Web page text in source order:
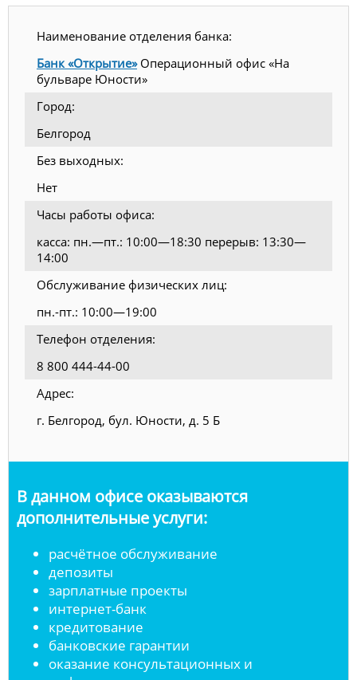
Наименование отделения банка:
Банк «Открытие»Операционный офис «На
бульваре Юности»
Город:
Белгород
Без выходных:
Нет
Часы работы офиса:
касса: пн.—пт.: 10:00—18:30 перерыв: 13:30—
14:00
Обслуживание физических лиц:
пн.-пт.: 10:00—19:00
Телефон отделения:
8 800 444-44-00
Адрес:
г. Белгород, бул. Юности, д. 5 Б
В данном офисе оказываются
дополнительные услуги:
расчётное обслуживание
депозиты
зарплатные проекты
интернет-банк
кредитование
банковские гарантии
оказание консультационных и